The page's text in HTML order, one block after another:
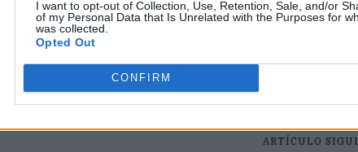
I want to opt-out of Collection, Use, Retention, Sale, and/or
of my Personal Data that Is Unrelated with the Purposes for
was collected.
Opted Out
CONFIRM
ARTÍCULO